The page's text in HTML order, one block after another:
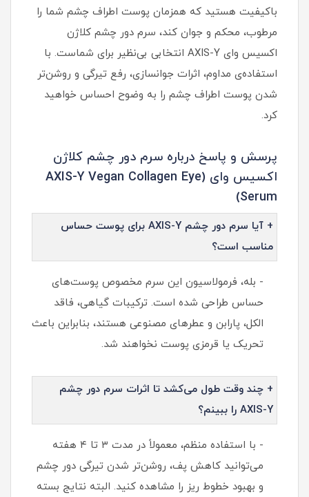
باکیفیت هستید که همزمان پوست اطراف چشم شما را
مرطوب، محکم و جوان کند، سرم دور چشم کلاژن
اکسیس وای AXIS-Y انتخابی بی‌نظیر برای شماست. با
استفاده‌ی مداوم، اثرات جوانسازی، رفع تیرگی و روشن‌تر
شدن پوست اطراف چشم را به وضوح احساس خواهید
کرد.
پرسش و پاسخ درباره سرم دور چشم کلاژن
اکسیس وای (AXIS-Y Vegan Collagen Eye
Serum)
+ آیا سرم دور چشم AXIS-Y برای پوست حساس
مناسب است؟
- بله، فرمولاسیون این سرم مخصوص پوست‌های
حساس طراحی شده است. ترکیبات گیاهی، فاقد
الکل، پارابن و عطرهای مصنوعی هستند، بنابراین باعث
تحریک یا قرمزی پوست نخواهند شد.
+ چند وقت طول می‌کشد تا اثرات سرم دور چشم
AXIS-Y را ببینم؟
- با استفاده منظم، معمولاً در مدت ۳ تا ۴ هفته
می‌توانید کاهش پف، روشن‌تر شدن تیرگی دور چشم
و بهبود خطوط ریز را مشاهده کنید. البته نتایج بسته